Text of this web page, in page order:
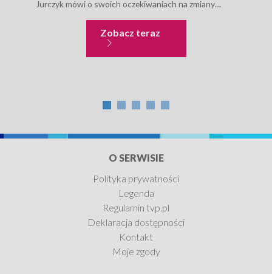
Jurczyk mówi o swoich oczekiwaniach na zmiany
podpisując porozumienia. Przyznaje,...
Zobacz terazHistoria współczesna
O SERWISIE
Polityka prywatności
Legenda
Regulamin tvp.pl
Deklaracja dostępności
Kontakt
Moje zgody